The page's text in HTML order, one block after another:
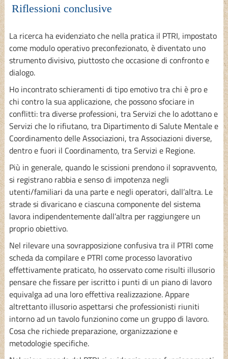
Riflessioni conclusive
La ricerca ha evidenziato che nella pratica il PTRI, impostato
come modulo operativo preconfezionato, è diventato uno
strumento divisivo, piuttosto che occasione di confronto e
dialogo.
Ho incontrato schieramenti di tipo emotivo tra chi è pro e
chi contro la sua applicazione, che possono sfociare in
conflitti: tra diverse professioni, tra Servizi che lo adottano e
Servizi che lo rifiutano, tra Dipartimento di Salute Mentale e
Coordinamento delle Associazioni, tra Associazioni diverse,
dentro e fuori il Coordinamento, tra Servizi e Regione.
Più in generale, quando le scissioni prendono il sopravvento,
si registrano rabbia e senso di impotenza negli
utenti/familiari da una parte e negli operatori, dall’altra. Le
strade si divaricano e ciascuna componente del sistema
lavora indipendentemente dall’altra per raggiungere un
proprio obiettivo.
Nel rilevare una sovrapposizione confusiva tra il PTRI come
scheda da compilare e PTRI come processo lavorativo
effettivamente praticato, ho osservato come risulti illusorio
pensare che fissare per iscritto i punti di un piano di lavoro
equivalga ad una loro effettiva realizzazione. Appare
altrettanto illusorio aspettarsi che professionisti riuniti
intorno ad un tavolo funzionino come un gruppo di lavoro.
Cosa che richiede preparazione, organizzazione e
metodologie specifiche.